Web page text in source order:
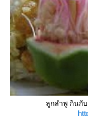
ลูกลำพู กินกั